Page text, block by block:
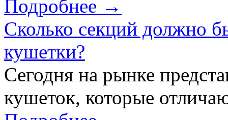
Подробнее →
Сколько секций должно
кушетки?
Сегодня на рынке
кушеток, которые